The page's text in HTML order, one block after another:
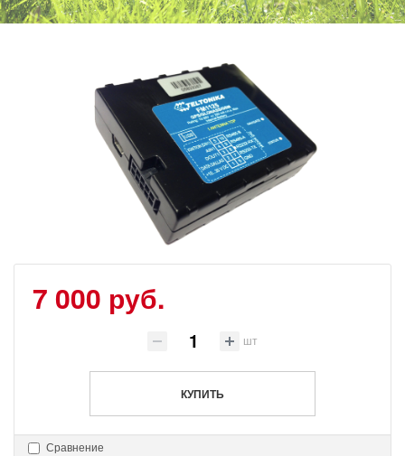
7 000 руб.
шт
КУПИТЬ
Сравнение